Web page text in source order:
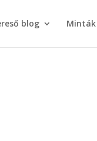
blog Minták